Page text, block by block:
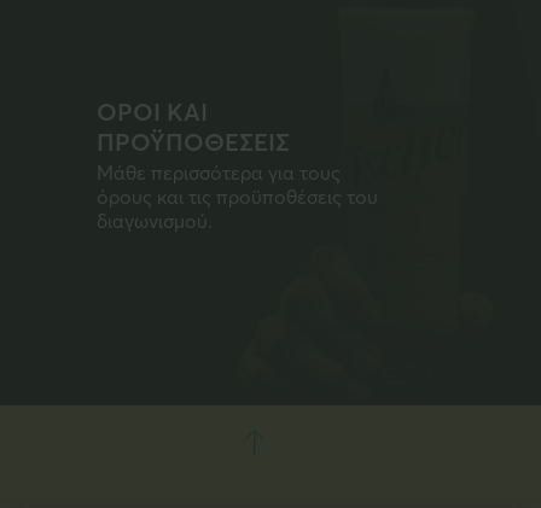
ΟΡΟΙ ΚΑΙ
ΠΡΟΫΠΟΘΕΣΕΙΣ
Μάθε περισσότερα για τους
όρους και τις προϋποθέσεις του
διαγωνισμού.